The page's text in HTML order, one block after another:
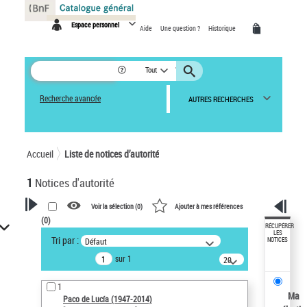
Espace personnel Aide Une question ? Historique
Tout
Recherche avancée AUTRES RECHERCHES
Accueil Liste de notices d’autorité
1 Notices d'autorité
VOTRE RECHERCHE
Recherche avancée dans les
notices d’autorité
Œuvres liées à l'auteur :
Paco de Lucía (1947-2014)
Voir la sélection (0) Ajouter à mes références
(0)
Tri par : Défaut
sur 1
20
résultats/page
1
Paco de Lucía (1947-2014)
RÉCUPÉRER
LES
NOTICES
Ma
Panneau de gestion des cookies